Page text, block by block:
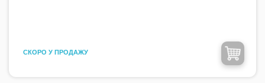
CКОРО У ПРОДАЖУ